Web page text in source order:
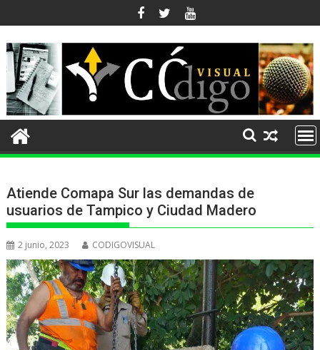
al
contenido
Atiende Comapa Sur las demandas de
usuarios de Tampico y Ciudad Madero
2 junio, 2023 CODIGOVISUAL